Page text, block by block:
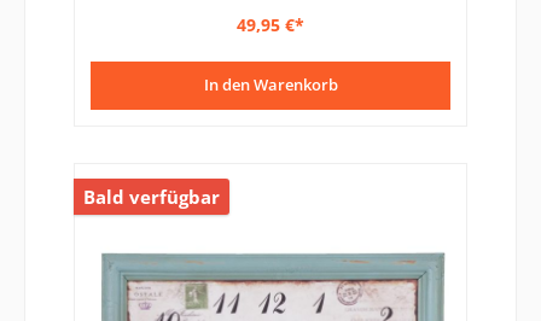
49,95 €*
In den Warenkorb
Bald verfügbar